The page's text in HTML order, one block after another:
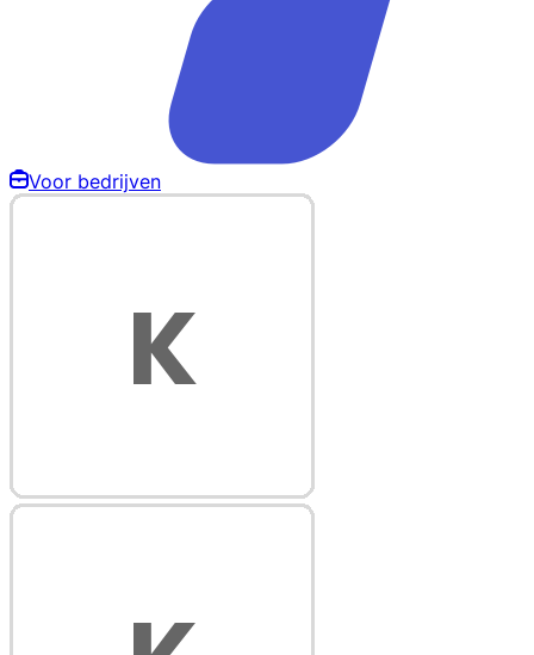
Voor bedrijven